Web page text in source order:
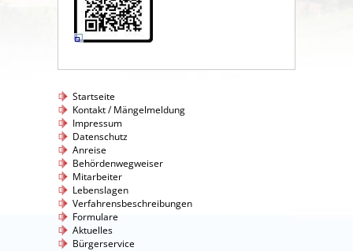
Startseite
Kontakt / Mängelmeldung
Impressum
Datenschutz
Anreise
Behördenwegweiser
Mitarbeiter
Lebenslagen
Verfahrensbeschreibungen
Formulare
Aktuelles
Bürgerservice